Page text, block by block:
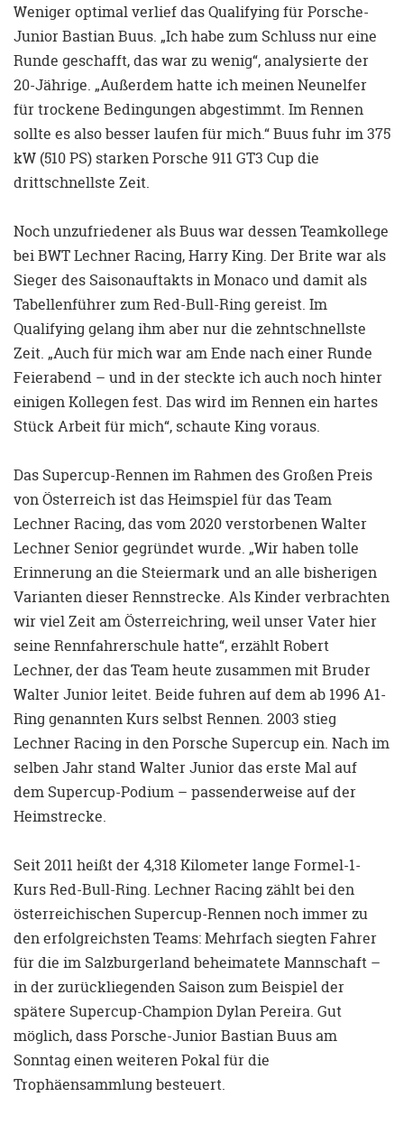
Weniger optimal verlief das Qualifying für Porsche-
Junior Bastian Buus. „Ich habe zum Schluss nur eine
Runde geschafft, das war zu wenig“, analysierte der
20-Jährige. „Außerdem hatte ich meinen Neunelfer
für trockene Bedingungen abgestimmt. Im Rennen
sollte es also besser laufen für mich.“ Buus fuhr im 375
kW (510 PS) starken Porsche 911 GT3 Cup die
drittschnellste Zeit.
Noch unzufriedener als Buus war dessen Teamkollege
bei BWT Lechner Racing, Harry King. Der Brite war als
Sieger des Saisonauftakts in Monaco und damit als
Tabellenführer zum Red-Bull-Ring gereist. Im
Qualifying gelang ihm aber nur die zehntschnellste
Zeit. „Auch für mich war am Ende nach einer Runde
Feierabend – und in der steckte ich auch noch hinter
einigen Kollegen fest. Das wird im Rennen ein hartes
Stück Arbeit für mich“, schaute King voraus.
Das Supercup-Rennen im Rahmen des Großen Preis
von Österreich ist das Heimspiel für das Team
Lechner Racing, das vom 2020 verstorbenen Walter
Lechner Senior gegründet wurde. „Wir haben tolle
Erinnerung an die Steiermark und an alle bisherigen
Varianten dieser Rennstrecke. Als Kinder verbrachten
wir viel Zeit am Österreichring, weil unser Vater hier
seine Rennfahrerschule hatte“, erzählt Robert
Lechner, der das Team heute zusammen mit Bruder
Walter Junior leitet. Beide fuhren auf dem ab 1996 A1-
Ring genannten Kurs selbst Rennen. 2003 stieg
Lechner Racing in den Porsche Supercup ein. Nach im
selben Jahr stand Walter Junior das erste Mal auf
dem Supercup-Podium – passenderweise auf der
Heimstrecke.
Seit 2011 heißt der 4,318 Kilometer lange Formel-1-
Kurs Red-Bull-Ring. Lechner Racing zählt bei den
österreichischen Supercup-Rennen noch immer zu
den erfolgreichsten Teams: Mehrfach siegten Fahrer
für die im Salzburgerland beheimatete Mannschaft –
in der zurückliegenden Saison zum Beispiel der
spätere Supercup-Champion Dylan Pereira. Gut
möglich, dass Porsche-Junior Bastian Buus am
Sonntag einen weiteren Pokal für die
Trophäensammlung besteuert.